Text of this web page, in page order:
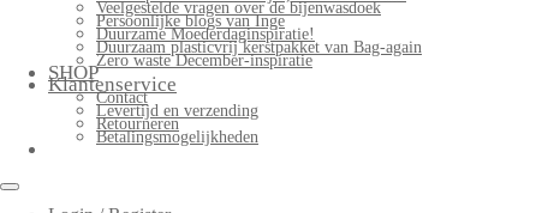
Veelgestelde vragen over de bijenwasdoek
Persoonlijke blogs van Inge
Duurzame Moederdaginspiratie!
Duurzaam plasticvrij kerstpakket van Bag-again
Zero waste December-inspiratie
SHOP
Klantenservice
Contact
Levertijd en verzending
Retourneren
Betalingsmogelijkheden